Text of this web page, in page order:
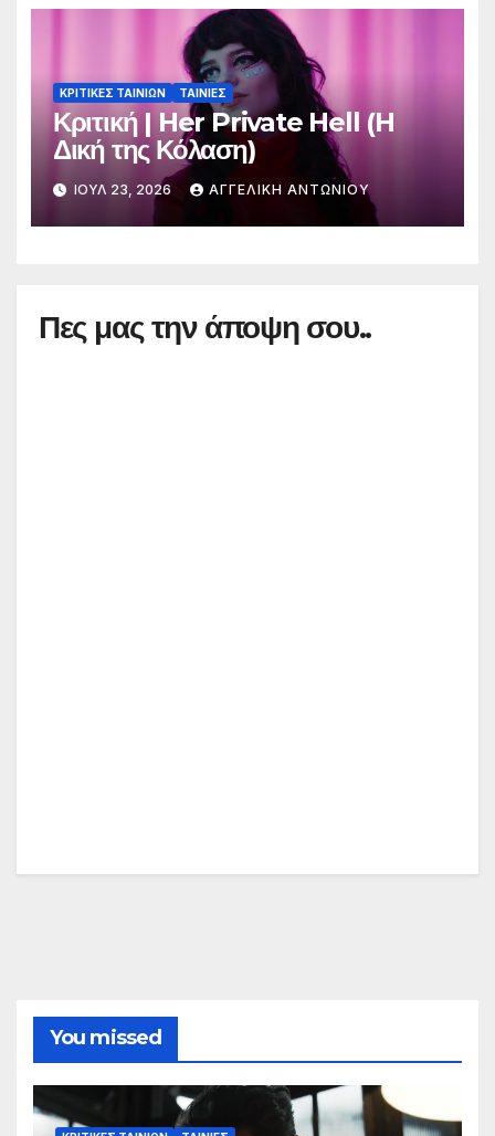
ΚΡΙΤΙΚΕΣ ΤΑΙΝΙΩΝ ΤΑΙΝΙΕΣ
Κριτική | Her Private Hell (H
Δική της Κόλαση)
ΙΟΎΛ 23, 2026 ΑΓΓΕΛΙΚΉ ΑΝΤΩΝΊΟΥ
Πες μας την άποψη σου..
You missed